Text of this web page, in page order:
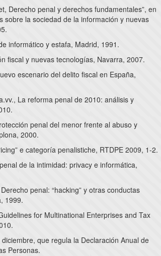
Derecho penal y derechos fundamentales”, en
sobre la sociedad de la información y nuevas
informático y estafa, Madrid, 1991.
fiscal y nuevas tecnologías, Navarra, 2007.
escenario del delito fiscal en España,
La reforma penal de 2010: análisis y
penal del menor frente al abuso y
2000.
e categoría penalistiche, RTDPE 2009, 1-2.
de la intimidad: privacy e informática,
penal: “hacking” y otras conductas
1999.
for Multinational Enterprises and Tax
que regula la Declaración Anual de
Personas.